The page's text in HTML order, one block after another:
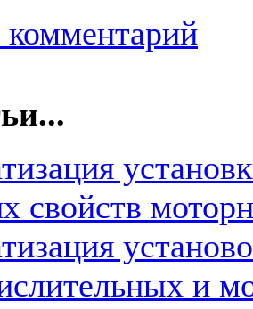
свойств
и